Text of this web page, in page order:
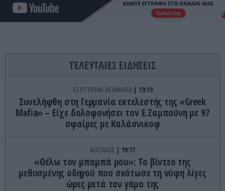
ΤΕΛΕΥΤΑΙΕΣ ΕΙΔΗΣΕΙΣ
ΕΣΩΤΕΡΙΚΗ ΑΣΦΑΛΕΙΑ 19:19
Συνελήφθη στη Γερμανία εκτελεστής της «Greek
Mafia» – Είχε δολοφονήσει τον Ε.Ζαμπούνη με 97
σφαίρες με Καλάσνικοφ
ΚΟΣΜΟΣ 19:17
«Θέλω τον μπαμπά μου»: Το βίντεο της
μεθυσμένης οδηγού που σκότωσε τη νύφη λίγες
ώρες μετά τον γάμο της